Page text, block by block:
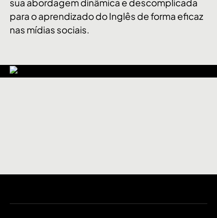
sua abordagem dinâmica e descomplicada
para o aprendizado do Inglês de forma eficaz
nas mídias sociais.